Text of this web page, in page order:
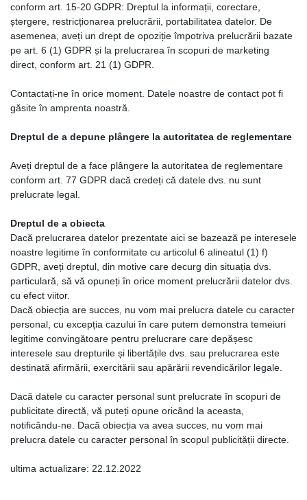
conform art. 15-20 GDPR: Dreptul la informații, corectare,
ștergere, restricționarea prelucrării, portabilitatea datelor. De
asemenea, aveți un drept de opoziție împotriva prelucrării bazate
pe art. 6 (1) GDPR și la prelucrarea în scopuri de marketing
direct, conform art. 21 (1) GDPR.
Contactați-ne în orice moment. Datele noastre de contact pot fi
găsite în amprenta noastră.
Dreptul de a depune plângere la autoritatea de reglementare
Aveți dreptul de a face plângere la autoritatea de reglementare
conform art. 77 GDPR dacă credeți că datele dvs. nu sunt
prelucrate legal.
Dreptul de a obiecta
Dacă prelucrarea datelor prezentate aici se bazează pe interesele
noastre legitime în conformitate cu articolul 6 alineatul (1) f)
GDPR, aveți dreptul, din motive care decurg din situația dvs.
particulară, să vă opuneți în orice moment prelucrării datelor dvs.
cu efect viitor.
Dacă obiecția are succes, nu vom mai prelucra datele cu caracter
personal, cu excepția cazului în care putem demonstra temeiuri
legitime convingătoare pentru prelucrare care depășesc
interesele sau drepturile și libertățile dvs. sau prelucrarea este
destinată afirmării, exercitării sau apărării revendicărilor legale.
Dacă datele cu caracter personal sunt prelucrate în scopuri de
publicitate directă, vă puteți opune oricând la aceasta,
notificându-ne. Dacă obiecția va avea succes, nu vom mai
prelucra datele cu caracter personal în scopul publicității directe.
ultima actualizare: 22.12.2022